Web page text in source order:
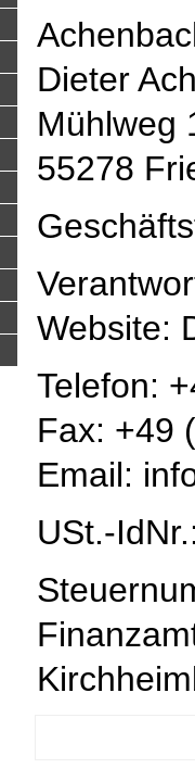
Dieter
Mühlweg
55278
Website:
Telefon:
Fax: +49
Email:
USt.-